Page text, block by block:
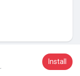
Participar
Install